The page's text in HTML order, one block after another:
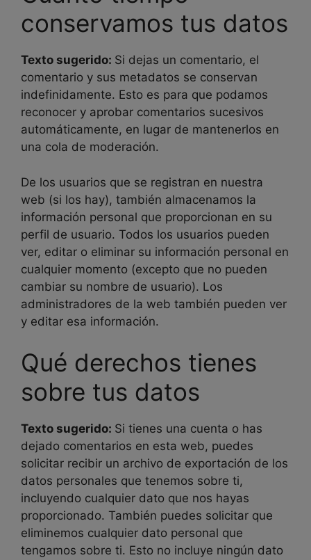
conservamos tus datos
Texto sugerido: Si dejas un comentario, el
comentario y sus metadatos se conservan
indefinidamente. Esto es para que podamos
reconocer y aprobar comentarios sucesivos
automáticamente, en lugar de mantenerlos en
una cola de moderación.
De los usuarios que se registran en nuestra
web (si los hay), también almacenamos la
información personal que proporcionan en su
perfil de usuario. Todos los usuarios pueden
ver, editar o eliminar su información personal en
cualquier momento (excepto que no pueden
cambiar su nombre de usuario). Los
administradores de la web también pueden ver
y editar esa información.
Qué derechos tienes
sobre tus datos
Texto sugerido: Si tienes una cuenta o has
dejado comentarios en esta web, puedes
solicitar recibir un archivo de exportación de los
datos personales que tenemos sobre ti,
incluyendo cualquier dato que nos hayas
proporcionado. También puedes solicitar que
eliminemos cualquier dato personal que
tengamos sobre ti. Esto no incluye ningún dato